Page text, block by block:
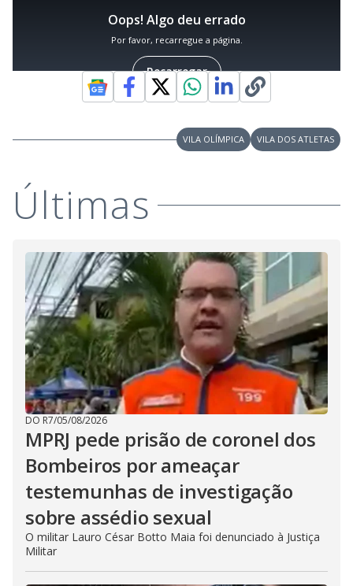
VILA OLÍMPICA VILA DOS ATLETAS
Últimas
DO R7/05/08/2026
MPRJ pede prisão de coronel dos
Bombeiros por ameaçar
testemunhas de investigação
sobre assédio sexual
O militar Lauro César Botto Maia foi denunciado à Justiça
Militar